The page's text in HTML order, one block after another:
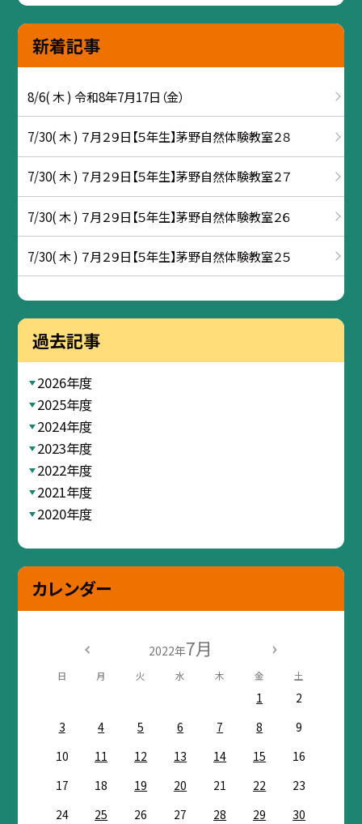
新着記事
8/6( 木 ) 令和8年7月17日（金）
7/30( 木 ) ７月２９日【５年生】茅野自然体験教室２８
7/30( 木 ) ７月２９日【５年生】茅野自然体験教室２７
7/30( 木 ) ７月２９日【５年生】茅野自然体験教室２６
7/30( 木 ) ７月２９日【５年生】茅野自然体験教室２５
過去記事
2026年度
2025年度
2024年度
2023年度
2022年度
2021年度
2020年度
カレンダー
2022年7月
日 月 火 水 木 金 土
1
2
3
4 5 6 7 8
9
10
11 12 13 14 15
16
17
18 19 20 21 22
23
24
25 26 27 28 29
30